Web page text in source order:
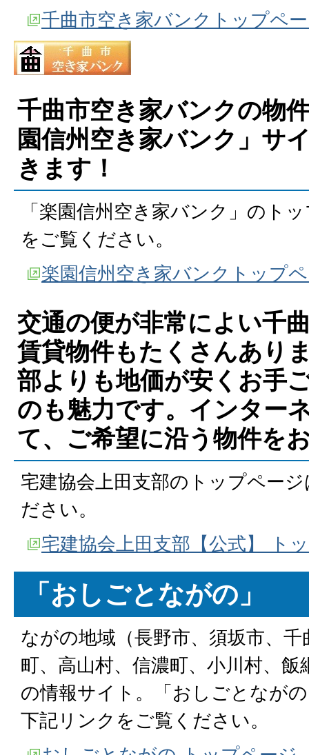
千曲市空き家バンクトップペ
千曲市空き家バンクの物
園信州空き家バンク」サ
きます！
「楽園信州空き家バンク」のト
をご覧ください。
楽園信州空き家バンクトップ
交通の便が非常によい千
賃貸物件もたくさんあり
部よりも地価が安くお手
のも魅力です。インター
て、ご希望に沿う物件を
宅建協会上田支部のトップペー
ださい。
宅建協会上田支部【公式】 ト
「おしごとながの」
ながの地域（長野市、須坂市、
町、高山村、信濃町、小川村、
の情報サイト。「おしごとなが
下記リンクをご覧ください。